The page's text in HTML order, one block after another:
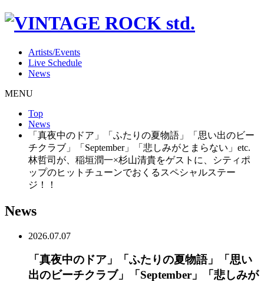
Artists/Events
Live Schedule
News
MENU
Top
News
「真夜中のドア」「ふたりの夏物語」「思い出のビー
チクラブ」「September」「悲しみがとまらない」etc.
林哲司が、稲垣潤一×杉山清貴をゲストに、シティポ
ップのヒットチューンでおくるスペシャルステー
ジ！！
News
2026.07.07
「真夜中のドア」「ふたりの夏物語」「思い
出のビーチクラブ」「September」「悲しみが